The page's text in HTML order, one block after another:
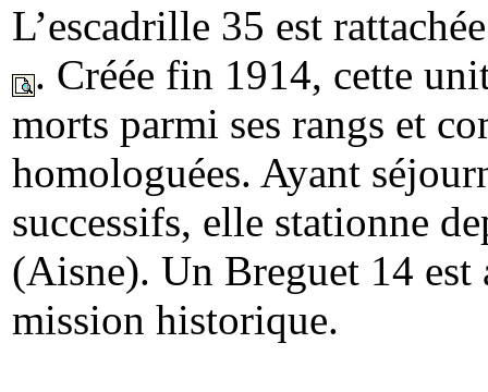
L’escadrille 35 est
. Créée fin 1914, cette
morts parmi ses rangs et
homologuées. Ayant
successifs, elle stationne
(Aisne). Un Breguet 14 est
mission historique.